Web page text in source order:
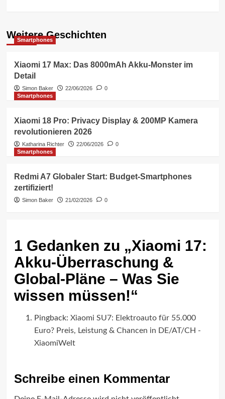
Weitere Geschichten
Smartphones
Xiaomi 17 Max: Das 8000mAh Akku-Monster im
Detail
Simon Baker 22/06/2026
0
Smartphones
Xiaomi 18 Pro: Privacy Display & 200MP Kamera
revolutionieren 2026
Katharina Richter 22/06/2026
0
Smartphones
Redmi A7 Globaler Start: Budget-Smartphones
zertifiziert!
Simon Baker 21/02/2026 0
1 Gedanken zu „Xiaomi 17:
Akku-Überraschung &
Global-Pläne – Was Sie
wissen müssen!“
Pingback: Xiaomi SU7: Elektroauto für 55.000
Euro? Preis, Leistung & Chancen in DE/AT/CH -
XiaomiWelt
Schreibe einen Kommentar